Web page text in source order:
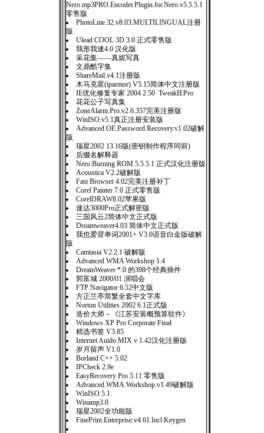
Nero.mp3PRO.Encoder.Plugin.for.Nero.v5.5.5.1
零售版
PhotoLine.32.v8.03.MULTILINGUAL注册
版
Ulead COOL 3D 3.0 正式零售版
我形我速4.0 汉化版
采花集——真妮写真
文鼎酷字集
ShareMail.v4.1注册版
木马克星(iparmor) V5.15简体中文注册版
IE优化修复专家 2004 2.50 TweakIEPro
花花公子写真集
ZoneAlarm.Pro.v2.6.357完美注册版
WinISO.v5.1真正注册安装版
Advanced.OE.Password.Recovery.v1.02破解
版
瑞星2002 13.16版(密钥制作程序同前)
后缀名解释器
Nero Burning ROM 5.5.5.1 正式汉化注册版
Acoustica V2.2破解版
Fast Browser 4.02完美注册补丁
Corel Painter 7.0 正式零售版
CorelDRAW8.02苹果版
速达3000Pro正式解密版
三国风云2简体中文正式版
Dreamweaver4.03 简体中文正式版
我也爱背单词2001+ V3.0语音白金版破解
版
Camtasia V2.2.1 破解版
Advanced WMA Workshop 1.4
DreamWeaver *.0 的398个经典插件
郭富城 2000/01 演唱会
FTP Navigator 6.52中文版
方正兰亭简繁全套中文字库
Norton Utilities 2002 6.1正式版
造价大师－《江苏安装概预算软件》
Windows XP Pro Corporate Final
精选书签 V3.85
Internet Auido MIX v 1.42汉化注册版
岁月留声 V1.0
Borland C++ 5.02
IPCheck 2.9e
EasyRecovery Pro 5.11 零售版
Advanced.WMA.Workshop.v1.49破解版
WinISO 5.1
Winamp3.0
瑞星2002全功能版
FinePrint.Enterprise.v4.61.Incl.Keygen